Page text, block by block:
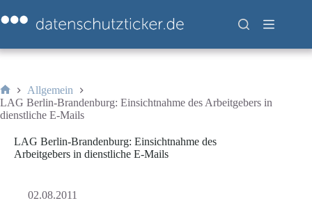
Inhalt
springen
Start
Allgemein
LAG Berlin-Brandenburg: Einsichtnahme des Arbeitgebers in
dienstliche E-Mails
LAG Berlin-Brandenburg: Einsichtnahme des
Arbeitgebers in dienstliche E-Mails
02.08.2011